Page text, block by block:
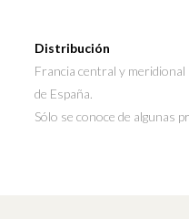
Distribución
Francia central y
de España.
Sólo se conoce de algunas